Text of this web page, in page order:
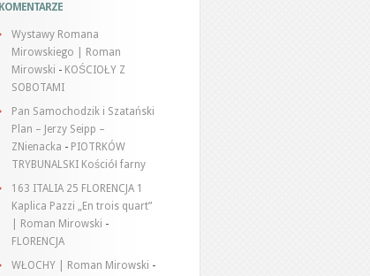
KOMENTARZE
Wystawy Romana
Mirowskiego | Roman
Mirowski - KOŚCIOŁY Z
SOBOTAMI
Pan Samochodzik i Szatański
Plan – Jerzy Seipp –
ZNienacka - PIOTRKÓW
TRYBUNALSKI Kościół farny
163 ITALIA 25 FLORENCJA 1
Kaplica Pazzi „En trois quart”
| Roman Mirowski -
FLORENCJA
WŁOCHY | Roman Mirowski -